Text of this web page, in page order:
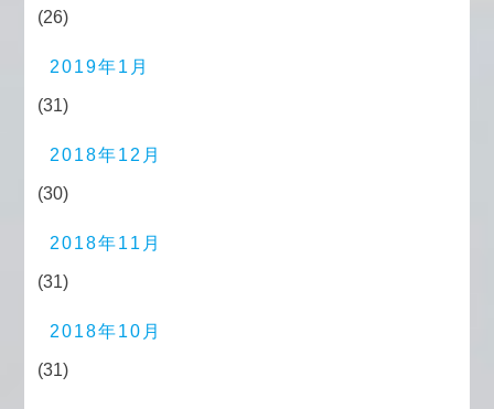
(26)
2019年1月
(31)
2018年12月
(30)
2018年11月
(31)
2018年10月
(31)